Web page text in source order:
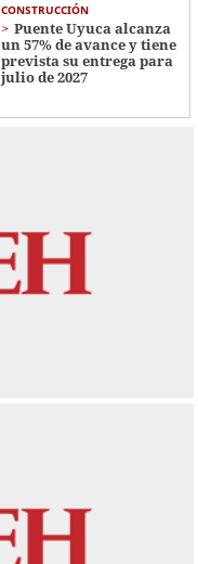
CONSTRUCCIÓN
Puente Uyuca alcanza
un 57% de avance y tiene
prevista su entrega para
julio de 2027